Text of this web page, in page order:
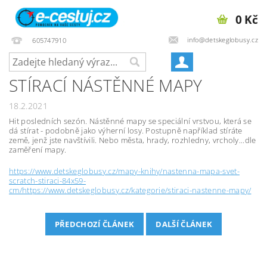
605747910 info@detskeglobusy.cz
0 Kč
STÍRACÍ NÁSTĚNNÉ MAPY
18.2.2021
Hit posledních sezón. Nástěnné mapy se speciální vrstvou, která se
dá stírat - podobně jako výherní losy. Postupně například stíráte
země, jenž jste navštívili. Nebo města, hrady, rozhledny, vrcholy...dle
zaměření mapy.
https://www.detskeglobusy.cz/mapy-knihy/nastenna-mapa-svet-
scratch-stiraci-84x59-
cm/https://www.detskeglobusy.cz/kategorie/stiraci-nastenne-mapy/
PŘEDCHOZÍ ČLÁNEK DALŠÍ ČLÁNEK